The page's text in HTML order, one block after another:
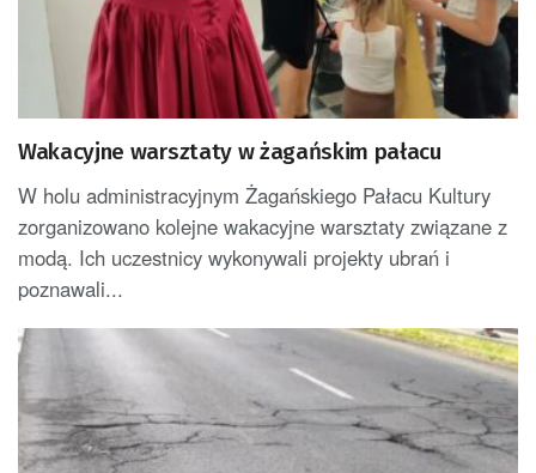
Wakacyjne warsztaty w żagańskim pałacu
W holu administracyjnym Żagańskiego Pałacu Kultury
zorganizowano kolejne wakacyjne warsztaty związane z
modą. Ich uczestnicy wykonywali projekty ubrań i
poznawali...